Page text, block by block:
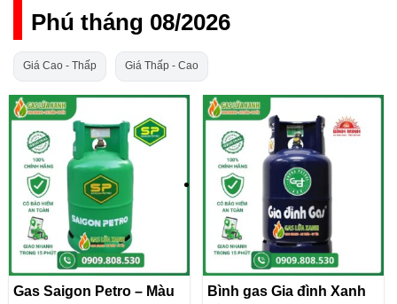
Phú tháng 08/2026
Giá Cao - Thấp Giá Thấp - Cao
Gas Saigon Petro – Màu
Bình gas Gia đình Xanh